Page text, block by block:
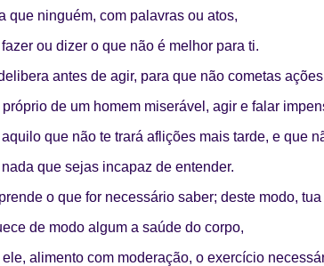
que ninguém, com palavras ou atos,
ou dizer o que não é melhor para ti.
antes de agir, para que não cometas
de um homem miserável, agir e falar
que não te trará aflições mais tarde, e que
que sejas incapaz de entender.
o que for necessário saber; deste modo,
de modo algum a saúde do corpo,
alimento com moderação, o exercício